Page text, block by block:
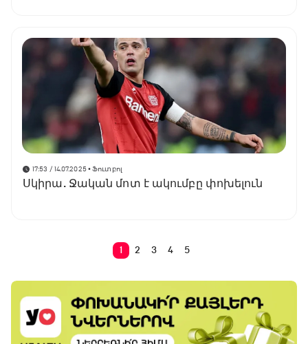
17:53 / 14.07.2025• Ֆուտբոլ
Սկիրա. Ջական մոտ է ակումբը փոխելուն
1 2 3 4 5